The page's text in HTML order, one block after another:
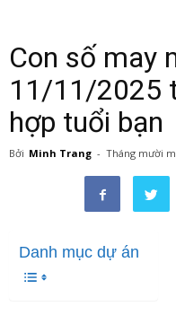
Con số may
11/11/2025
hợp tuổi bạn
Bởi Minh Trang - Tháng mười
Danh mục dự án